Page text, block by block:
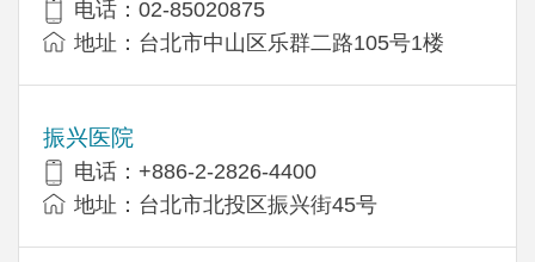
电话：02-85020875
地址：台北市中山区乐群二路105号1楼
振兴医院
电话：+886-2-2826-4400
地址：台北市北投区振兴街45号